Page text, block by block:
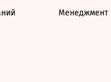
Менеджмент